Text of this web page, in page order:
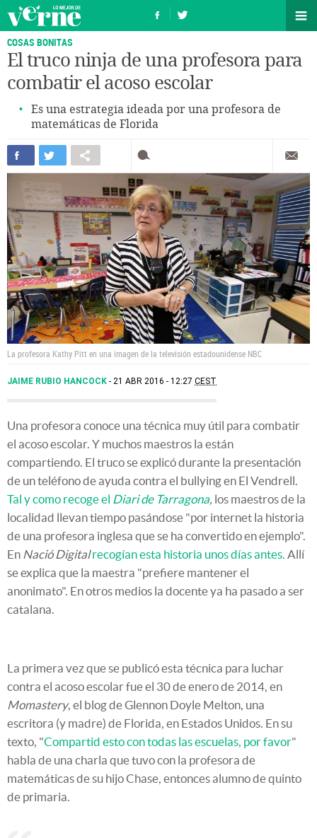
COSAS BONITAS
El truco ninja de una profesora para
combatir el acoso escolar
Es una estrategia ideada por una profesora de
matemáticas de Florida
La profesora Kathy Pitt en una imagen de la televisión estadounidense NBC
JAIME RUBIO HANCOCK 21 ABR 2016 - 12:27 CEST
Una profesora conoce una técnica muy útil para combatir
el acoso escolar. Y muchos maestros la están
compartiendo. El truco se explicó durante la presentación
de un teléfono de ayuda contra el bullying en El Vendrell.
Tal y como recoge el Diari de Tarragona, los maestros de la
localidad llevan tiempo pasándose "por internet la historia
de una profesora inglesa que se ha convertido en ejemplo".
En Nació Digital recogían esta historia unos días antes. Allí
se explica que la maestra "prefiere mantener el
anonimato". En otros medios la docente ya ha pasado a ser
catalana.
La primera vez que se publicó esta técnica para luchar
contra el acoso escolar fue el 30 de enero de 2014, en
Momastery, el blog de Glennon Doyle Melton, una
escritora (y madre) de Florida, en Estados Unidos. En su
texto, "Compartid esto con todas las escuelas, por favor"
habla de una charla que tuvo con la profesora de
matemáticas de su hijo Chase, entonces alumno de quinto
de primaria.